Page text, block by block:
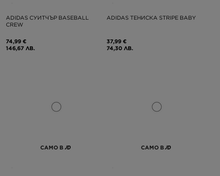
ADIDAS СУИТЧЪР BASEBALL
CREW
74,99 €
146,67 ЛВ.
ADIDAS ТЕНИСКА STRIPE BABY
37,99 €
74,30 ЛВ.
САМО В САМО В